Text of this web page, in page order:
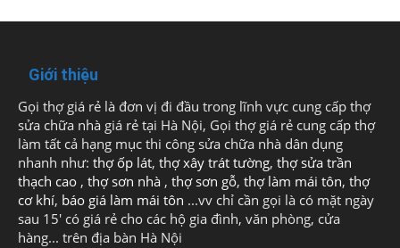
Giới thiệu
Gọi thợ giá rẻ là đơn vị đi đầu trong lĩnh vực cung cấp thợ
sửa chữa nhà giá rẻ tại Hà Nội, Gọi thợ giá rẻ cung cấp thợ
làm tất cả hạng mục thi công sửa chữa nhà dân dụng
nhanh như: thợ ốp lát, thợ xây trát tường, thợ sửa trần
thạch cao , thợ sơn nhà , thợ sơn gỗ, thợ làm mái tôn, thợ
cơ khí, báo giá làm mái tôn ...vv chỉ cần gọi là có mặt ngày
sau 15' có giá rẻ cho các hộ gia đình, văn phòng, cửa
hàng... trên địa bàn Hà Nội